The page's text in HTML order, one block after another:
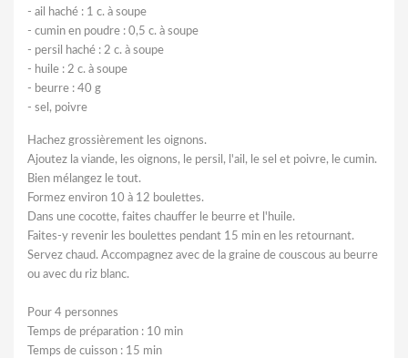
- ail haché : 1 c. à soupe
- cumin en poudre : 0,5 c. à soupe
- persil haché : 2 c. à soupe
- huile : 2 c. à soupe
- beurre : 40 g
- sel, poivre
Hachez grossièrement les oignons.
Ajoutez la viande, les oignons, le persil, l'ail, le sel et poivre, le cumin.
Bien mélangez le tout.
Formez environ 10 à 12 boulettes.
Dans une cocotte, faites chauffer le beurre et l'huile.
Faites-y revenir les boulettes pendant 15 min en les retournant.
Servez chaud. Accompagnez avec de la graine de couscous au beurre
ou avec du riz blanc.
Pour 4 personnes
Temps de préparation : 10 min
Temps de cuisson : 15 min